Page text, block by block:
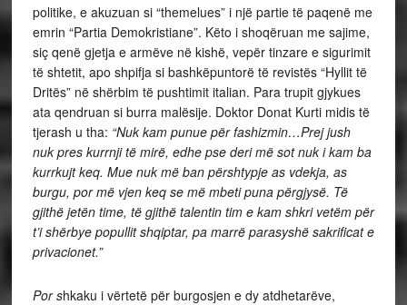
politike, e akuzuan si “themelues” i një partie të paqenë me
emrin “Partia Demokristiane”. Këto i shoqëruan me sajime,
siç qenë gjetja e armëve në kishë, vepër tinzare e sigurimit
të shtetit, apo shpifja si bashkëpuntorë të revistës “Hyllit të
Dritës” në shërbim të pushtimit italian. Para trupit gjykues
ata qendruan si burra malësije. Doktor Donat Kurti midis të
tjerash u tha: “Nuk kam punue për fashizmin…Prej jush
nuk pres kurrnji të mirë, edhe pse deri më sot nuk i kam ba
kurrkujt keq. Mue nuk më ban përshtypje as vdekja, as
burgu, por më vjen keq se më mbeti puna përgjysë. Të
gjithë jetën time, të gjithë talentin tim e kam shkri vetëm për
t’i shërbye popullit shqiptar, pa marrë parasyshë sakrificat e
privacionet.”
Por shkaku i vërtetë për burgosjen e dy atdhetarëve,